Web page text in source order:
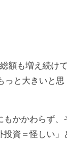
額も増え続けて
っと大きいと思
もかかわらず、
資＝怪しい」